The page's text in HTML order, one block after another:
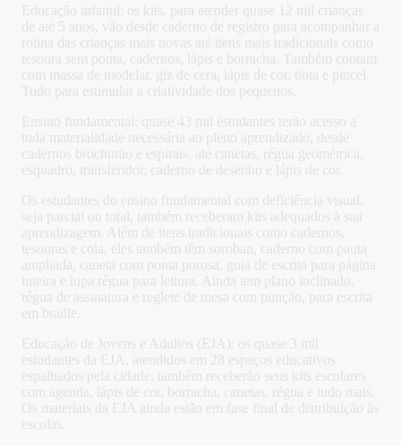
Educação infantil: os kits, para atender quase 12 mil crianças
de até 5 anos, vão desde caderno de registro para acompanhar a
rotina das crianças mais novas até itens mais tradicionais como
tesoura sem ponta, cadernos, lápis e borracha. Também contam
com massa de modelar, giz de cera, lápis de cor, tinta e pincel.
Tudo para estimular a criatividade dos pequenos.
Ensino fundamental: quase 43 mil estudantes terão acesso a
toda materialidade necessária ao pleno aprendizado, desde
cadernos brochurão e espirais, até canetas, régua geométrica,
esquadro, transferidor, caderno de desenho e lápis de cor.
Os estudantes do ensino fundamental com deficiência visual,
seja parcial ou total, também receberam kits adequados à sua
aprendizagem. Além de itens tradicionais como cadernos,
tesouras e cola, eles também têm soroban, caderno com pauta
ampliada, caneta com ponta porosa, guia de escrita para página
inteira e lupa régua para leitura. Ainda tem plano inclinado,
régua de assinatura e reglete de mesa com punção, para escrita
em braille.
Educação de Jovens e Adultos (EJA): os quase 3 mil
estudantes da EJA, atendidos em 28 espaços educativos
espalhados pela cidade, também receberão seus kits escolares
com agenda, lápis de cor, borracha, canetas, régua e tudo mais.
Os materiais da EJA ainda estão em fase final de distribuição às
escolas.